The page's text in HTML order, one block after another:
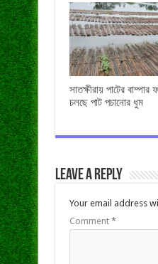
সাতক্ষীরায় পাটের
চলছে পাট পচানোর ধুম
Leave a Reply
Your email address
Comment *